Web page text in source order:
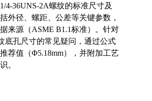
4-36UNS-2A螺纹的标准尺寸及
外径、螺距、公差等关键参数，
来源（ASME B1.1标准）。针对
底孔尺寸的常见疑问，通过公式
荐值（Φ5.18mm），并附加工艺
。